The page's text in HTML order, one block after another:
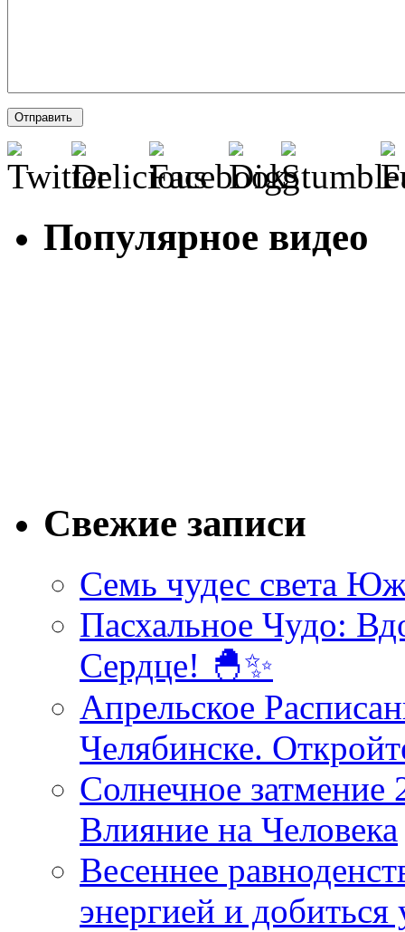
Популярное видео
Свежие записи
Семь чудес света
Пасхальное Чудо:
Сердце! 🐣✨
Апрельское
Челябинске.
Солнечное затмение
Влияние на Человека
Весеннее
энергией и добиться